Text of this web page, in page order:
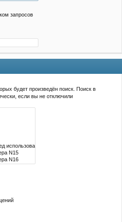
запросов
будет произведён поиск. Поиск в
если вы не отключили